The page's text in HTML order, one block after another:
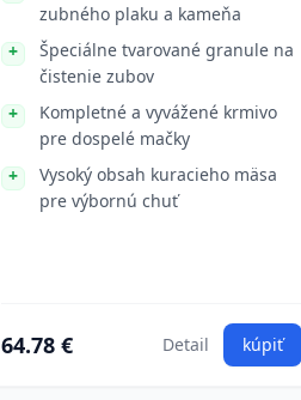
zubného plaku a kameňa
Špeciálne tvarované granule na
čistenie zubov
Kompletné a vyvážené krmivo
pre dospelé mačky
Vysoký obsah kuracieho mäsa
pre výbornú chuť
64.78 € Detail kúpiť